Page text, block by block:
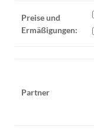
Preise und
Ermäßigungen:
Partner